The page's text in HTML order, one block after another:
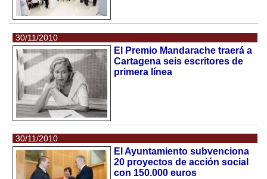
30/11/2010
El Premio Mandarache traerá a
Cartagena seis escritores de
primera línea
30/11/2010
El Ayuntamiento subvenciona
20 proyectos de acción social
con 150.000 euros